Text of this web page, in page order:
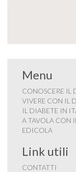
Menu
CONOSCERE IL
VIVERE CON IL
IL DIABETE IN
A TAVOLA CON
EDICOLA
Link utili
CONTATTI